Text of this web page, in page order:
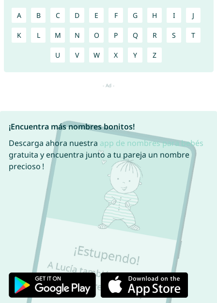
A B C D E F G H I J
K L M N O P Q R S T
U V W X Y Z
¡Encuentra más nombres bonitos!
Descarga ahora nuestra app de nombres para bebés
gratuita y encuentra junto a tu pareja un nombre
precioso !